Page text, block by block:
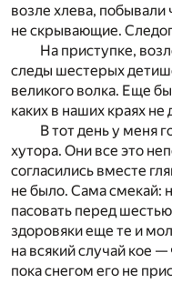
возле хлева, побывали
не скрывающие.
На приступке,
следы шестерых
великого волка. Еще
каких в наших краях не
В тот день у меня
хутора. Они все это
согласились вместе
не было. Сама
пасовать перед
здоровяки еще те и
на всякий случай кое
пока снегом его не